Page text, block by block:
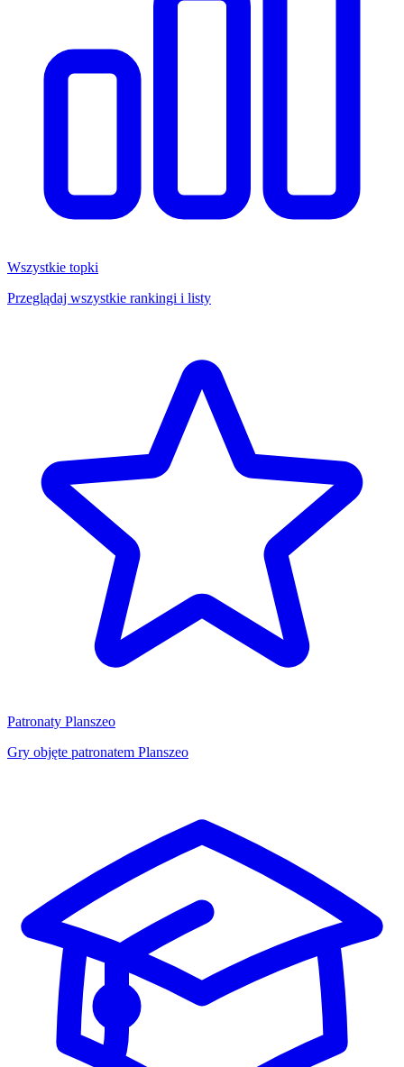
Wszystkie topki
Przeglądaj wszystkie rankingi i listy
Patronaty Planszeo
Gry objęte patronatem Planszeo